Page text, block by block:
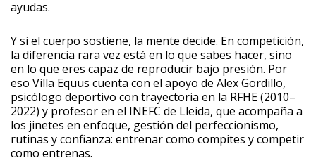
ayudas.
Y si el cuerpo sostiene, la mente decide. En competición,
la diferencia rara vez está en lo que sabes hacer, sino
en lo que eres capaz de reproducir bajo presión. Por
eso Villa Equus cuenta con el apoyo de Alex Gordillo,
psicólogo deportivo con trayectoria en la RFHE (2010–
2022) y profesor en el INEFC de Lleida, que acompaña a
los jinetes en enfoque, gestión del perfeccionismo,
rutinas y confianza: entrenar como compites y competir
como entrenas.